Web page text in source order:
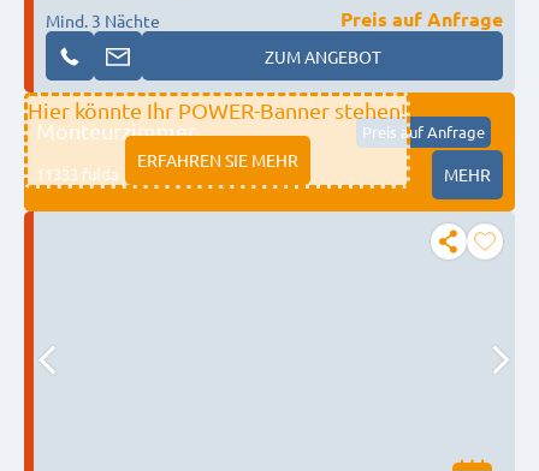
Mind. 3 Nächte
Preis auf Anfrage
ZUM ANGEBOT
Hier könnte Ihr POWER-Banner stehen!
ERFAHREN SIE MEHR
Monteurzimmer Preis auf Anfrage
11333 fulda MEHR